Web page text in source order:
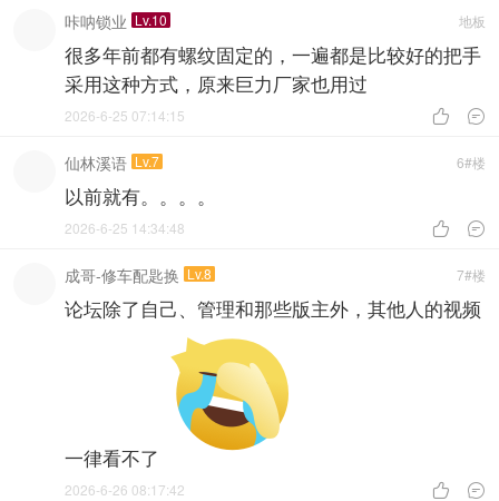
地板
咔呐锁业 Lv.10
很多年前都有螺纹固定的，一遍都是比较好的把手
采用这种方式，原来巨力厂家也用过
 
2026-6-25 07:14:15
6#楼
仙林溪语 Lv.7
以前就有。。。。
 
2026-6-25 14:34:48
7#楼
成哥-修车配匙换 Lv.8
论坛除了自己、管理和那些版主外，其他人的视频
一律看不了
 
2026-6-26 08:17:42